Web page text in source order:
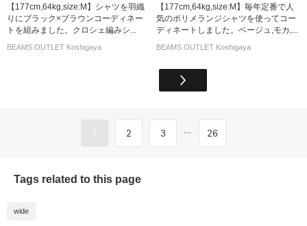
【177cm,64kg,size:M】シャツを羽織
りにブラック×ブラウンコーディネー
トを組みました。クロシェ編みシ...
BEAMS OUTLET Koshigaya
【177cm,64kg,size:M】毎年定番で人
気のポリメランジシャツを使ってコー
ディネートしました。ベージュ,モカ,...
BEAMS OUTLET Koshigaya
1 2 3 ... 26
Tags related to this page
wide